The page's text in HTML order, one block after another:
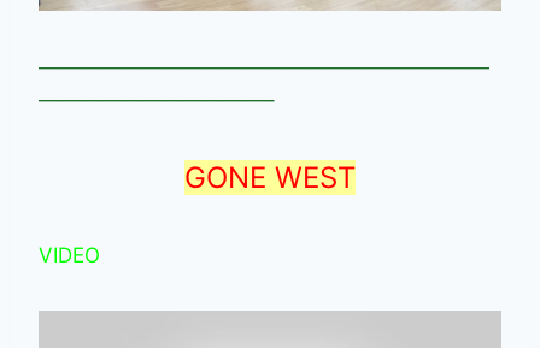
——————————————————————
———————————–
GONE WEST
VIDEO